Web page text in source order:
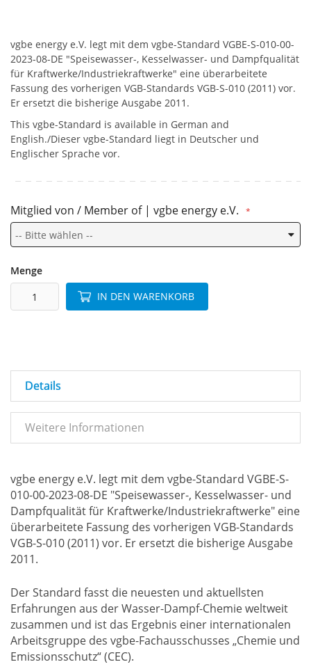
vgbe energy e.V. legt mit dem vgbe-Standard VGBE-S-010-00-
2023-08-DE "Speisewasser-, Kesselwasser- und Dampfqualität
für Kraftwerke/Industriekraftwerke" eine überarbeitete
Fassung des vorherigen VGB-Standards VGB-S-010 (2011) vor.
Er ersetzt die bisherige Ausgabe 2011.
This vgbe-Standard is available in German and
English./Dieser vgbe-Standard liegt in Deutscher und
Englischer Sprache vor.
Mitglied von / Member of | vgbe energy e.V.
Menge
IN DEN WARENKORB
Details
Weitere Informationen
vgbe energy e.V. legt mit dem vgbe-Standard VGBE-S-
010-00-2023-08-DE "Speisewasser-, Kesselwasser- und
Dampfqualität für Kraftwerke/Industriekraftwerke" eine
überarbeitete Fassung des vorherigen VGB-Standards
VGB-S-010 (2011) vor. Er ersetzt die bisherige Ausgabe
2011.
Der Standard fasst die neuesten und aktuellsten
Erfahrungen aus der Wasser-Dampf-Chemie weltweit
zusammen und ist das Ergebnis einer internationalen
Arbeitsgruppe des vgbe-Fachausschusses „Chemie und
Emissionsschutz“ (CEC).